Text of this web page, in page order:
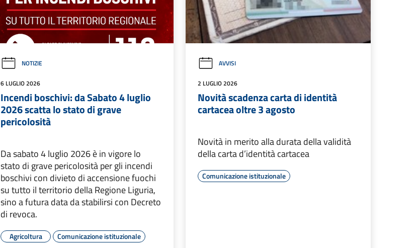
NOTIZIE
6 LUGLIO 2026
Incendi boschivi: da Sabato 4 luglio
2026 scatta lo stato di grave
pericolosità
Da sabato 4 luglio 2026 è in vigore lo
stato di grave pericolosità per gli incendi
boschivi con divieto di accensione fuochi
su tutto il territorio della Regione Liguria,
sino a futura data da stabilirsi con Decreto
di revoca.
Agricoltura
Comunicazione istituzionale
AVVISI
2 LUGLIO 2026
Novità scadenza carta di identità
cartacea oltre 3 agosto
Novità in merito alla durata della validità
della carta d’identità cartacea
Comunicazione istituzionale